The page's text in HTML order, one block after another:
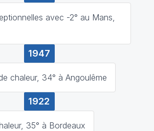
avec -2° au Mans,
1947
chaleur, 34° à Angoulême
1922
35° à Bordeaux